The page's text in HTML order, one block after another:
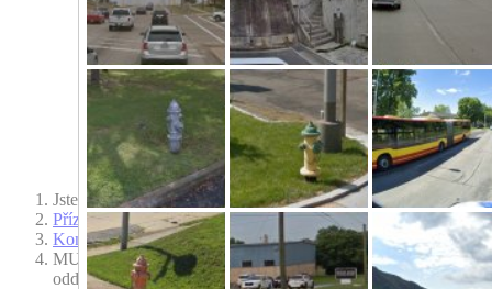
Jste zde:
Příznaky a projevy nemocí
Kontakty
MUDr. Zbyněk Mlčoch - nemocnice Prostějov (neurologické
oddělení)